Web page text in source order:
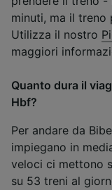
minuti, ma il treno
Utilizza il nostro
maggiori
Quanto dura il
Hbf?
Per andare da
impiegano in
veloci ci mettono
su 53 treni al